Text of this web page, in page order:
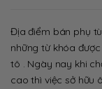
Địa điểm bán phụ
những từ khóa
tô . Ngày nay khi
cao thì việc sở hữu